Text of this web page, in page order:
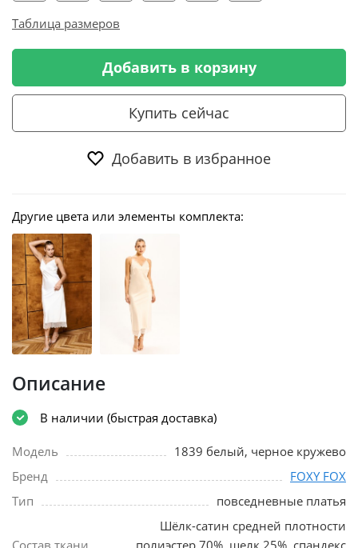
Таблица размеров
Добавить в корзину
Купить сейчас
Добавить в избранное
Другие цвета или элементы комплекта:
Описание
В наличии (быстрая доставка)
Модель
1839 белый, черное кружево
Бренд
FOXY FOX
Тип
повседневные платья
Шёлк-сатин средней плотности